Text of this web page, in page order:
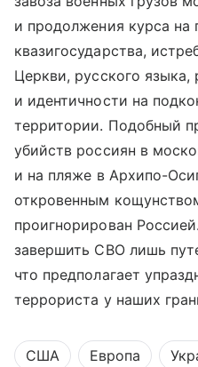
и продолжения курса на
квазигосударства,
Церкви, русского языка,
и идентичности на
территории. Подобный
убийств россиян в
и на пляже в Архипо-
откровенным
проигнорирован
завершить СВО лишь
что предполагает
террориста у наших
США Европа